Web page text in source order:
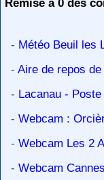
Remise à 0 des
- Météo Beuil les
- Aire de repos
- Lacanau -
- Webcam :
- Webcam Les 2
- Webcam